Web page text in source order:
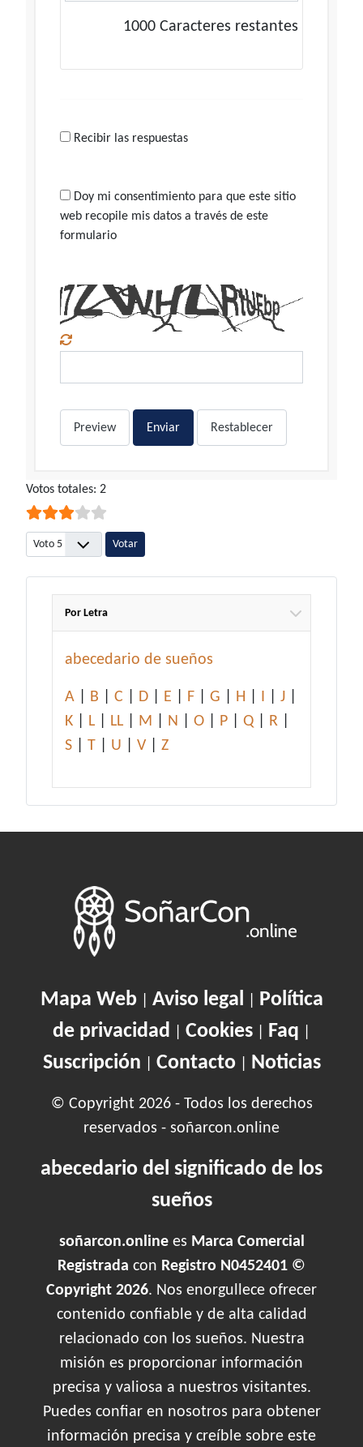
1000 Caracteres restantes
Recibir las respuestas
Doy mi consentimiento para que este sitio
web recopile mis datos a través de este
formulario
Preview Enviar Restablecer
Ratio:3/5
Votos totales: 2
Por favor, vote
Por Letra
abecedario de sueños
A B C D E F G H I J
K
L LL M N O P Q R
S
T U V Z
Mapa Web| Aviso legal
Política
de privacidad
Cookies Faq
Suscripción Contacto| Noticias
© Copyright 2026 - Todos los derechos
reservados - soñarcon.online
abecedario del significado de los
sueños
soñarcon.onlinees Marca Comercial
Registrada con Registro N0452401 ©
Copyright 2026. Nos enorgullece ofrecer
contenido confiable y de alta calidad
relacionado con los sueños. Nuestra
misión es proporcionar información
precisa y valiosa a nuestros visitantes.
Puedes confiar en nosotros para obtener
información precisa y creíble sobre este